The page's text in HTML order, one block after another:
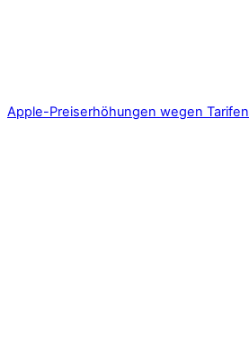
Apple-Preiserhöhungen wegen